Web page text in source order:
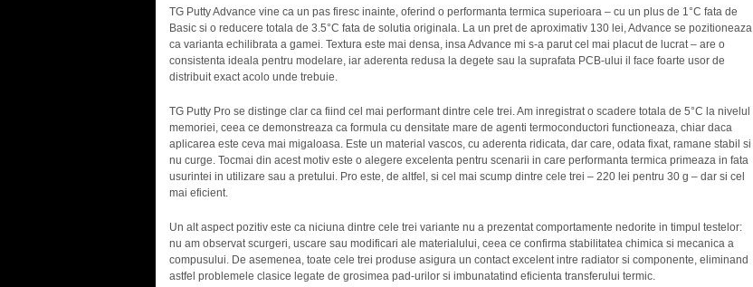
TG Putty Advance vine ca un pas firesc inainte, oferind o performanta termica superioara – cu un plus de 1°C fata de
Basic si o reducere totala de 3.5°C fata de solutia originala. La un pret de aproximativ 130 lei, Advance se pozitioneaza
ca varianta echilibrata a gamei. Textura este mai densa, insa Advance mi s-a parut cel mai placut de lucrat – are o
consistenta ideala pentru modelare, iar aderenta redusa la degete sau la suprafata PCB-ului il face foarte usor de
distribuit exact acolo unde trebuie.
TG Putty Pro se distinge clar ca fiind cel mai performant dintre cele trei. Am inregistrat o scadere totala de 5°C la nivelul
memoriei, ceea ce demonstreaza ca formula cu densitate mare de agenti termoconductori functioneaza, chiar daca
aplicarea este ceva mai migaloasa. Este un material vascos, cu aderenta ridicata, dar care, odata fixat, ramane stabil si
nu curge. Tocmai din acest motiv este o alegere excelenta pentru scenarii in care performanta termica primeaza in fata
usurintei in utilizare sau a pretului. Pro este, de altfel, si cel mai scump dintre cele trei – 220 lei pentru 30 g – dar si cel
mai eficient.
Un alt aspect pozitiv este ca niciuna dintre cele trei variante nu a prezentat comportamente nedorite in timpul testelor:
nu am observat scurgeri, uscare sau modificari ale materialului, ceea ce confirma stabilitatea chimica si mecanica a
compusului. De asemenea, toate cele trei produse asigura un contact excelent intre radiator si componente, eliminand
astfel problemele clasice legate de grosimea pad-urilor si imbunatatind eficienta transferului termic.